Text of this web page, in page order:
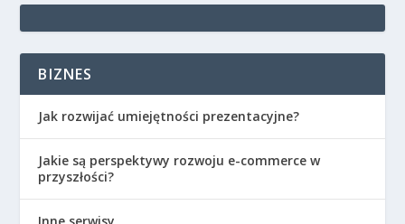
BIZNES
Jak rozwijać umiejętności prezentacyjne?
Jakie są perspektywy rozwoju e-commerce w
przyszłości?